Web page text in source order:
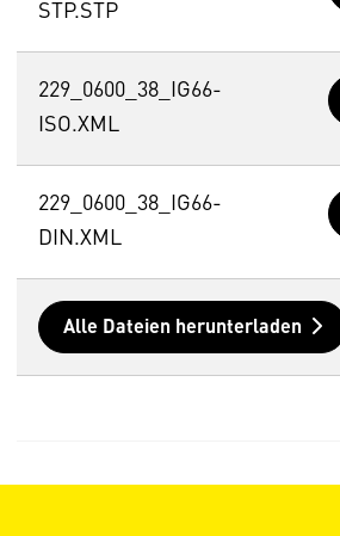
STP.STP
229_0600_38_IG66-
ISO.XML
229_0600_38_IG66-
DIN.XML
Alle Dateien herunterladen